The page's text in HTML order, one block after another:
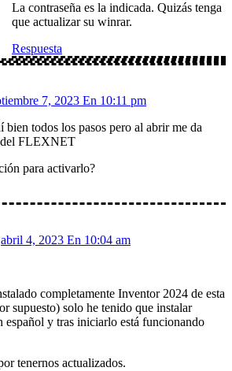
La contraseña es la indicada. Quizás tenga
que actualizar su winrar.
Respuesta
7, 2023 En 10:11 pm
bien todos los pasos pero al abrir me da
del FLEXNET
para activarlo?
abril 4, 2023 En 10:04 am
completamente Inventor 2024 de esta
supuesto) solo he tenido que instalar
español y tras iniciarlo está funcionando
tenernos actualizados.